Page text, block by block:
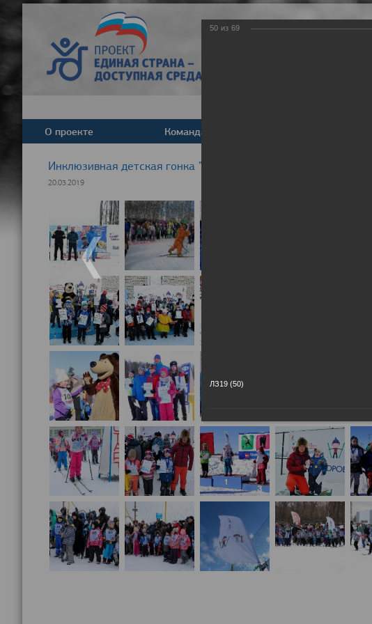
О проекте Команда
Инклюзивная детская гонка "Лыжня здоровья" 2019
20.03.2019
50 из 69
ЛЗ19 (50)